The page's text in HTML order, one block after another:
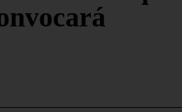
SEGUIR LEYENDO...